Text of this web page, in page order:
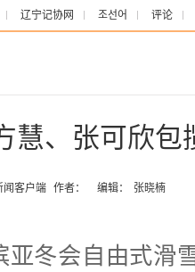
辽宁记协网 조선어 评论
慧、张可欣包
闻客户端 作者： 编辑： 张晓楠
冬会自由式滑